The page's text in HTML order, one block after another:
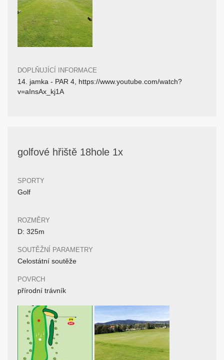
DOPLŇUJÍCÍ INFORMACE
14. jamka - PAR 4, https://www.youtube.com/watch?
v=aInsAx_kj1A
golfové hřiště 18hole 1x
SPORTY
Golf
ROZMĚRY
D: 325m
SOUTĚŽNÍ PARAMETRY
Celostátní soutěže
POVRCH
přírodní trávník